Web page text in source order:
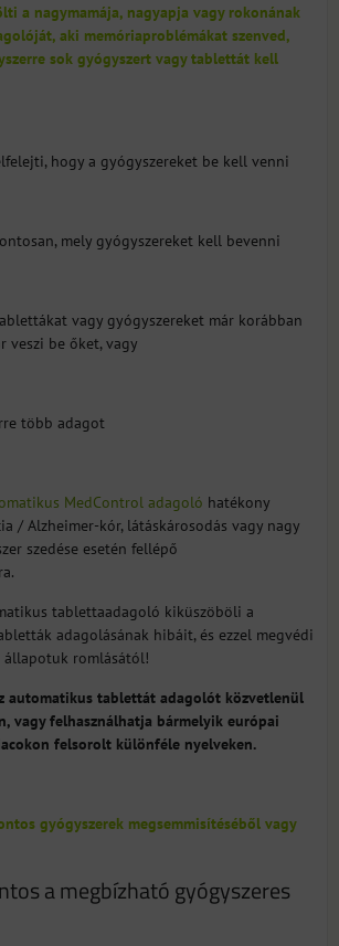
a nagymamája, nagyapja vagy rokonának
aki memóriaproblémákat szenved,
sok gyógyszert vagy tablettát kell
hogy a gyógyszereket be kell venni
mely gyógyszereket kell bevenni
vagy gyógyszereket már korábban
veszi be őket, vagy
több adagot
MedControl adagoló hatékony
/ Alzheimer-kór, látáskárosodás vagy nagy
szedése esetén fellépő
tablettaadagoló kiküszöböli a
adagolásának hibáit, és ezzel megvédi
állapotuk romlásától!
automatikus tablettát adagolót közvetlenül
vagy felhasználhatja bármelyik európai
felsorolt különféle nyelveken.
gyógyszerek megsemmisítéséből vagy
a megbízható gyógyszeres